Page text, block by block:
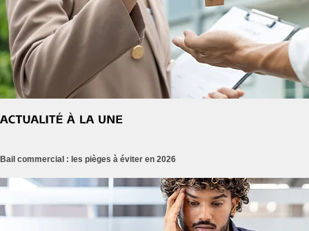
Bail commercial : les pièges à éviter en 2026